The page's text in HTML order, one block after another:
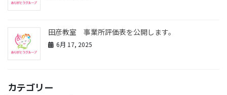
田彦教室 事業所評価表を公開します。
6月 17, 2025
カテゴリー